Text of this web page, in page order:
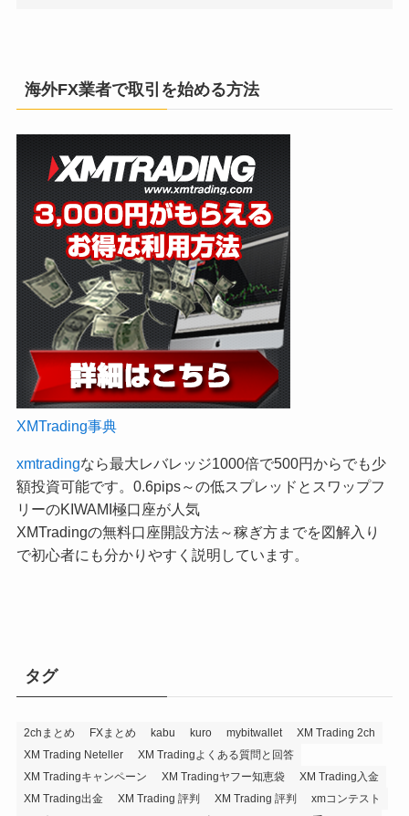
海外FX業者で取引を始める方法
XMTrading事典
xmtradingなら最大レバレッジ1000倍で500円からでも少
額投資可能です。0.6pips～の低スプレッドとスワップフ
リーのKIWAMI極口座が人気
XMTradingの無料口座開設方法～稼ぎ方までを図解入り
で初心者にも分かりやすく説明しています。
タグ
2chまとめ FXまとめ kabu kuro mybitwallet
XM Trading 2ch
XM Trading Neteller
XM Tradingよくある質問と回答
XM Tradingキャンペーン
XM Tradingヤフー知恵袋
XM Trading入金
XM Trading出金
XM Trading 評判 XM Trading 評判
xmコンテスト